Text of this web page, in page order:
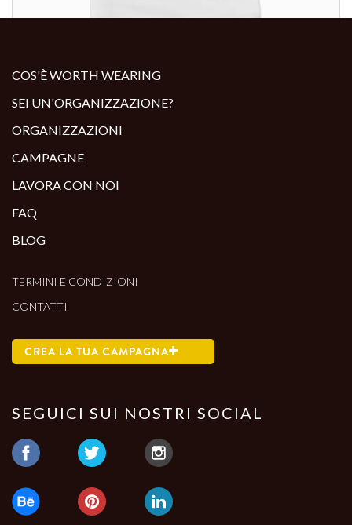
COS'È WORTH WEARING
SEI UN'ORGANIZZAZIONE?
ORGANIZZAZIONI
CAMPAGNE
LAVORA CON NOI
FAQ
BLOG
TERMINI E CONDIZIONI
CONTATTI
CREA LA TUA CAMPAGNA
SEGUICI SUI NOSTRI SOCIAL